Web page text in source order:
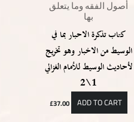
أصول الفقه وما يتعلق
بها
كتاب تذكرة الاحبار بما في
الوسيط من الاخبار وهو تخريج
لأحاديث الوسيط للأمام الغزالي
1\2
£37.00 ADD TO CART